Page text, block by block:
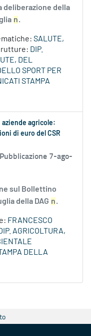
deliberazione della
n.
SALUTE,
DIP.
DEL
SPORT PER
STAMPA
agricole:
di euro del CSR
7-ago-
sul Bollettino
della DAG n.
FRANCESCO
AGRICOLTURA,
DELLA